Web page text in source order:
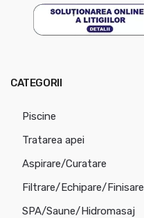
CATEGORII
Piscine
Tratarea apei
Aspirare/Curatare
Filtrare/Echipare/Finisare
SPA/Saune/Hidromasaj